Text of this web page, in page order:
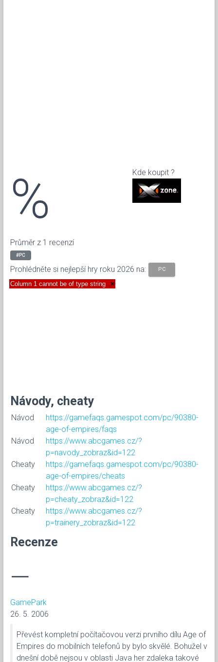
%
Průměr z 1 recenzí
Kde koupit ?
#PC
Prohlédněte si nejlepší hry roku 2026 na: PC
Column 1 cannot be of type string ×
Návody, cheaty
Návod
https://gamefaqs.gamespot.com/pc/90380-
age-of-empires/faqs
Návod
https://www.abcgames.cz/?
p=navody_zobraz&id=122
Cheaty
https://gamefaqs.gamespot.com/pc/90380-
age-of-empires/cheats
Cheaty
https://www.abcgames.cz/?
p=cheaty_zobraz&id=122
Cheaty
https://www.abcgames.cz/?
p=trainery_zobraz&id=122
Recenze
—
GamePark
26. 5. 2006
Převést kompletní počítačovou verzi prvního dílu Age of
Empires do mobilních telefonů by bylo skvělé. Bohužel v
dnešní době nejsou v oblasti Java her zdaleka takové